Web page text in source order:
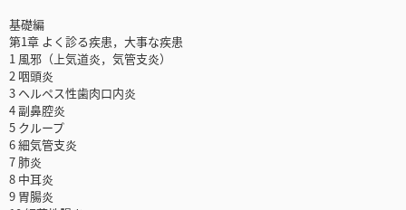
基礎編
第1章 よく診る疾患，大事な疾患
1 風邪（上気道炎，気管支炎）
2 咽頭炎
3 ヘルペス性歯肉口内炎
4 副鼻腔炎
5 クループ
6 細気管支炎
7 肺炎
8 中耳炎
9 胃腸炎